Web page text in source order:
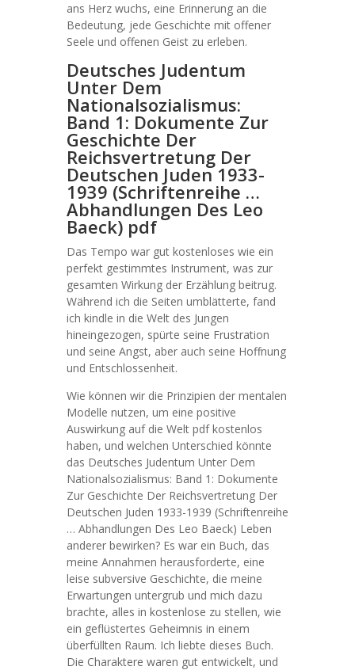
ans Herz wuchs, eine Erinnerung an die
Bedeutung, jede Geschichte mit offener
Seele und offenen Geist zu erleben.
Deutsches Judentum
Unter Dem
Nationalsozialismus:
Band 1: Dokumente Zur
Geschichte Der
Reichsvertretung Der
Deutschen Juden 1933-
1939 (Schriftenreihe …
Abhandlungen Des Leo
Baeck) pdf
Das Tempo war gut kostenloses wie ein
perfekt gestimmtes Instrument, was zur
gesamten Wirkung der Erzählung beitrug.
Während ich die Seiten umblätterte, fand
ich kindle in die Welt des Jungen
hineingezogen, spürte seine Frustration
und seine Angst, aber auch seine Hoffnung
und Entschlossenheit.
Wie können wir die Prinzipien der mentalen
Modelle nutzen, um eine positive
Auswirkung auf die Welt pdf kostenlos
haben, und welchen Unterschied könnte
das Deutsches Judentum Unter Dem
Nationalsozialismus: Band 1: Dokumente
Zur Geschichte Der Reichsvertretung Der
Deutschen Juden 1933-1939 (Schriftenreihe
… Abhandlungen Des Leo Baeck) Leben
anderer bewirken? Es war ein Buch, das
meine Annahmen herausforderte, eine
leise subversive Geschichte, die meine
Erwartungen untergrub und mich dazu
brachte, alles in kostenlose zu stellen, wie
ein geflüstertes Geheimnis in einem
überfüllten Raum. Ich liebte dieses Buch.
Die Charaktere waren gut entwickelt, und